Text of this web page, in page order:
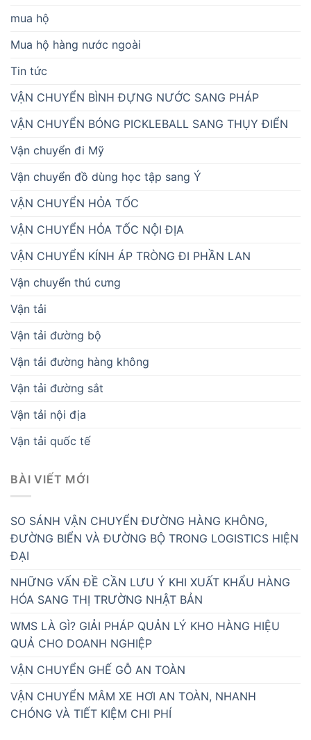
mua hộ
Mua hộ hàng nước ngoài
Tin tức
VẬN CHUYỂN BÌNH ĐỰNG NƯỚC SANG PHÁP
VẬN CHUYỂN BÓNG PICKLEBALL SANG THỤY ĐIỂN
Vận chuyển đi Mỹ
Vận chuyển đồ dùng học tập sang Ý
VẬN CHUYỂN HỎA TỐC
VẬN CHUYỂN HỎA TỐC NỘI ĐỊA
VẬN CHUYỂN KÍNH ÁP TRÒNG ĐI PHẦN LAN
Vận chuyển thú cưng
Vận tải
Vận tải đường bộ
Vận tải đường hàng không
Vận tải đường sắt
Vận tải nội địa
Vận tải quốc tế
BÀI VIẾT MỚI
SO SÁNH VẬN CHUYỂN ĐƯỜNG HÀNG KHÔNG,
ĐƯỜNG BIỂN VÀ ĐƯỜNG BỘ TRONG LOGISTICS HIỆN
ĐẠI
NHỮNG VẤN ĐỀ CẦN LƯU Ý KHI XUẤT KHẨU HÀNG
HÓA SANG THỊ TRƯỜNG NHẬT BẢN
WMS LÀ GÌ? GIẢI PHÁP QUẢN LÝ KHO HÀNG HIỆU
QUẢ CHO DOANH NGHIỆP
VẬN CHUYỂN GHẾ GỖ AN TOÀN
VẬN CHUYỂN MÂM XE HƠI AN TOÀN, NHANH
CHÓNG VÀ TIẾT KIỆM CHI PHÍ